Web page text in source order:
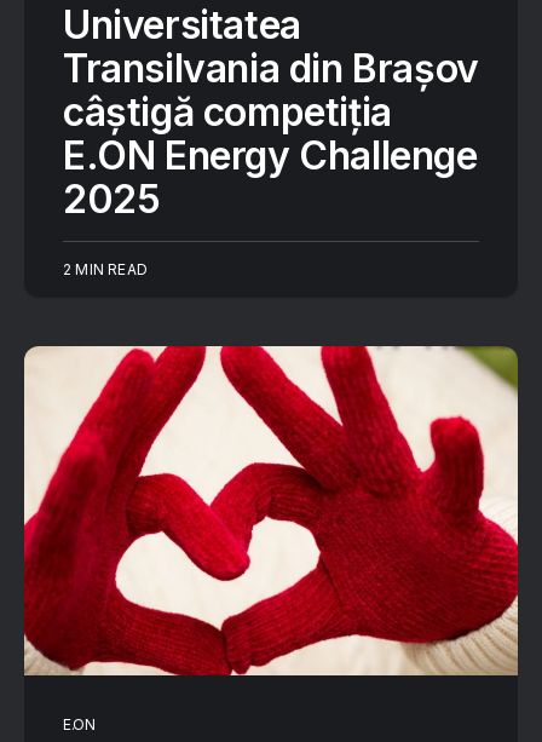
Universitatea
Transilvania din Brașov
câștigă competiția
E.ON Energy Challenge
2025
2 MIN READ
E.ON